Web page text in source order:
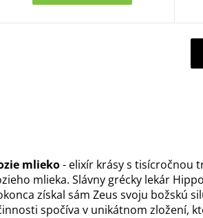
mlieko- elixír krásy s tisícročnou
mlieka. Slávny grécky lekár
získal sám Zeus svoju božskú
spočíva v unikátnom zložení,